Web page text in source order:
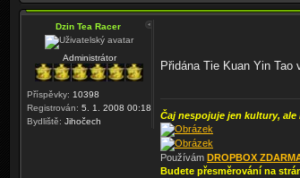
Dzin Tea Racer
Administrátor
Příspěvky: 10398
Registrován: 5. 1. 2008 00:18
Bydliště: Jihočech
Přidána Tie Kuan Yin
Čaj nespojuje jen kultury, ale
Používám DROPBOX
Budete přesměrování na